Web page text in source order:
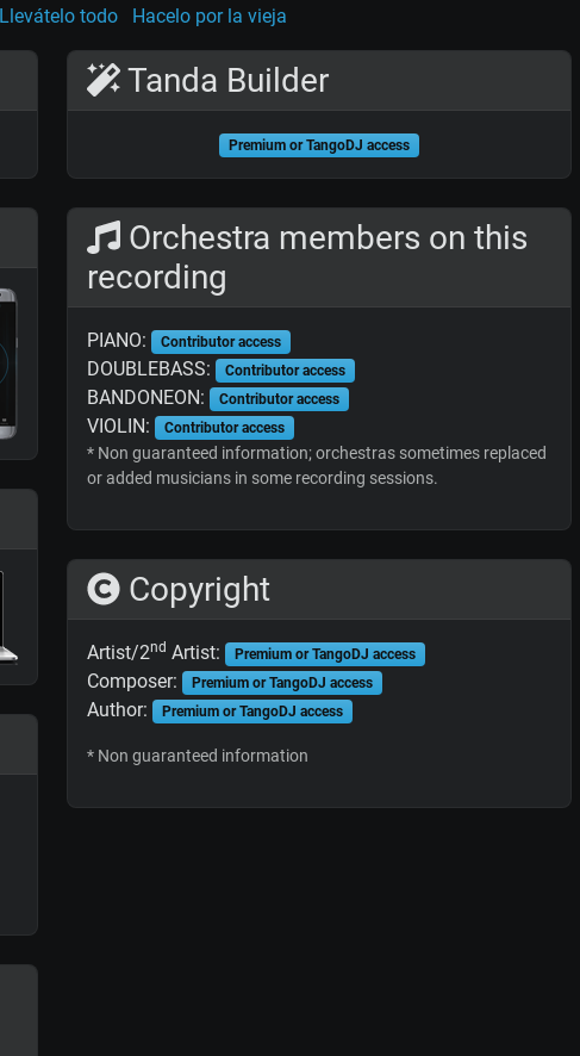
Llevátelo todo Hacelo por la vieja
Tanda Builder
Premium or TangoDJ access
Orchestra members on this
recording
PIANO: Contributor access
DOUBLEBASS: Contributor access
BANDONEON: Contributor access
VIOLIN: Contributor access
* Non guaranteed information; orchestras sometimes replaced
or added musicians in some recording sessions.
Copyright
Artist/2nd Artist: Premium or TangoDJ access
Composer: Premium or TangoDJ access
Author: Premium or TangoDJ access
* Non guaranteed information